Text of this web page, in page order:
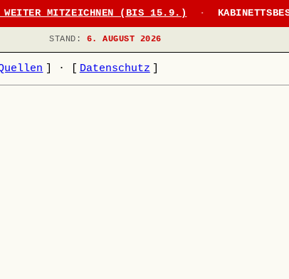
WEITER MITZEICHNEN (BIS 15.9.) ·
STAND: 6. AUGUST 2026
· Datenschutz